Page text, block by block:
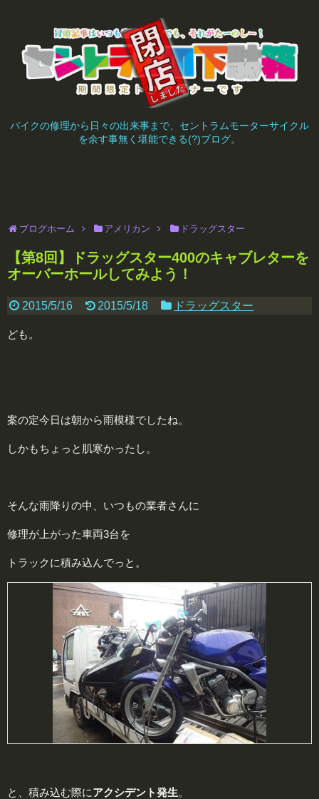
バイクの修理から日々の出来事まで、セントラムモーターサイクル
を余す事無く堪能できる(?)ブログ。
ブログホーム アメリカン ドラッグスター
【第8回】ドラッグスター400のキャブレターを
オーバーホールしてみよう！
2015/5/16 2015/5/18 ドラッグスター
ども。
案の定今日は朝から雨模様でしたね。
しかもちょっと肌寒かったし。
そんな雨降りの中、いつもの業者さんに
修理が上がった車両3台を
トラックに積み込んでっと。
と、積み込む際にアクシデント発生。